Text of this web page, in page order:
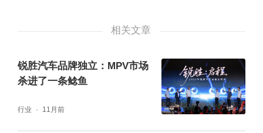
相关文章
锐胜汽车品牌独立：MPV市场
杀进了一条鲶鱼
行业 11月前